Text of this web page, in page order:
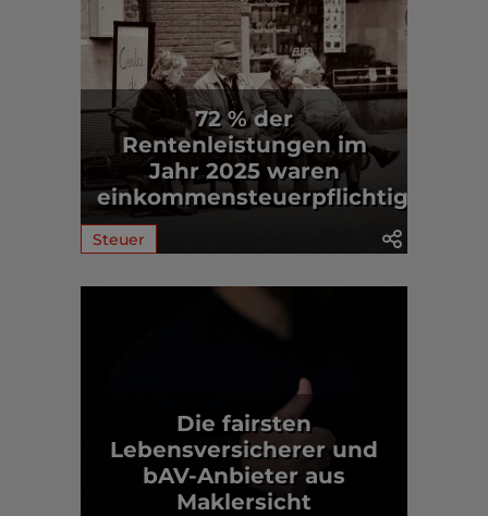
72 % der
Rentenleistungen im
Jahr 2025 waren
einkommensteuerpflichtig
Steuer
Die fairsten
Lebensversicherer und
bAV-Anbieter aus
Maklersicht